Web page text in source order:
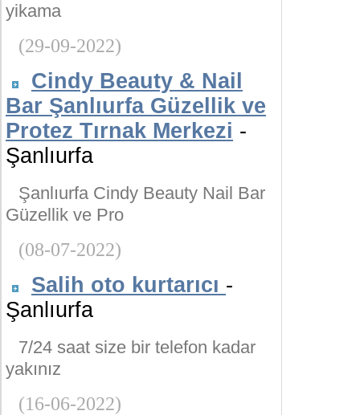
yikama
(29-09-2022)
Cindy Beauty & Nail
Bar Şanlıurfa Güzellik ve
Protez Tırnak Merkezi -
Şanlıurfa
Şanlıurfa Cindy Beauty Nail Bar
Güzellik ve Pro
(08-07-2022)
Salih oto kurtarıcı -
Şanlıurfa
7/24 saat size bir telefon kadar
yakınız
(16-06-2022)